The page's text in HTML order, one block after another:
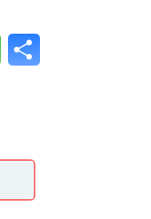
WhatsApp
je 100 bis 200 g